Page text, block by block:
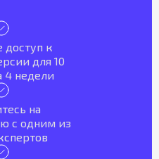
доступ к
для 10
4 недели
на
с одним из